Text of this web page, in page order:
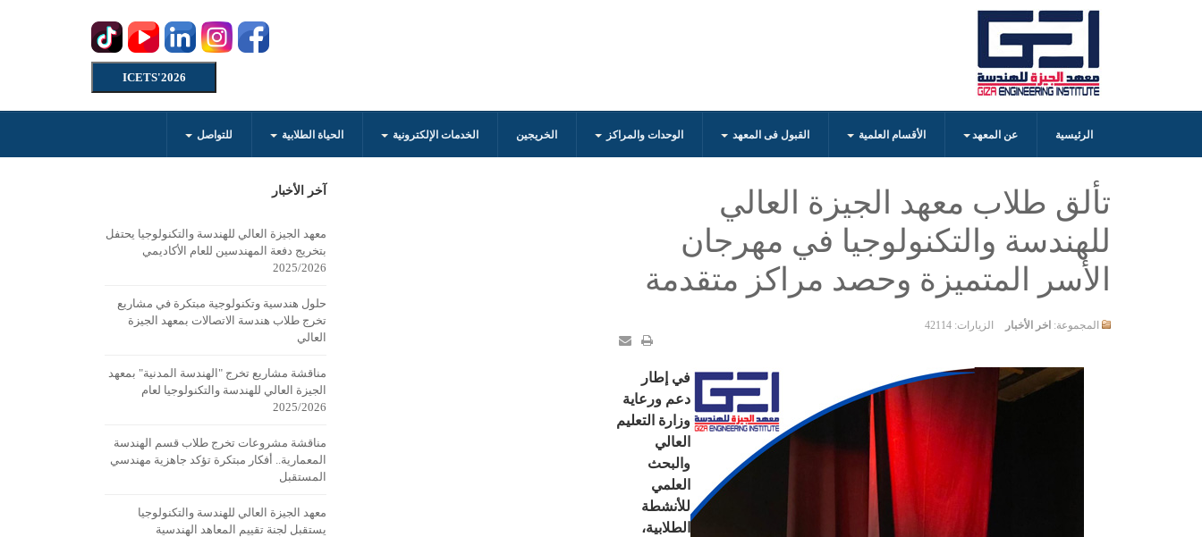
ICETS'2026
الرئيسية عن المعهد الأقسام العلمية القبول فى المعهد الوحدات والمراكز الخريجين الخدمات الإلكترونية الحياة الطلابية للتواصل
تألق طلاب معهد الجيزة العالي
للهندسة والتكنولوجيا في مهرجان
الأسر المتميزة وحصد مراكز متقدمة
المجموعة: اخر الأخبار الزيارات: 42114
في إطار
دعم ورعاية
وزارة التعليم
العالي
والبحث
العلمي
للأنشطة
الطلابية،
آخر الأخبار
معهد الجيزة العالي للهندسة والتكنولوجيا يحتفل
بتخريج دفعة المهندسين للعام الأكاديمي
2025/2026
حلول هندسية وتكنولوجية مبتكرة في مشاريع
تخرج طلاب هندسة الاتصالات بمعهد الجيزة
العالي
مناقشة مشاريع تخرج "الهندسة المدنية" بمعهد
الجيزة العالي للهندسة والتكنولوجيا لعام
2025/2026
مناقشة مشروعات تخرج طلاب قسم الهندسة
المعمارية.. أفكار مبتكرة تؤكد جاهزية مهندسي
المستقبل
معهد الجيزة العالي للهندسة والتكنولوجيا
يستقبل لجنة تقييم المعاهد الهندسية